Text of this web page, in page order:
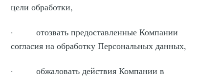
цели обработки,
· отозвать предоставленные Компании
согласия на обработку Персональных данных,
· обжаловать действия Компании в